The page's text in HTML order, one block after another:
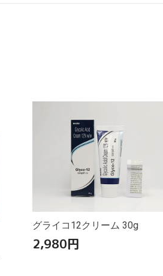
グライコ12クリーム 30g
2,980円